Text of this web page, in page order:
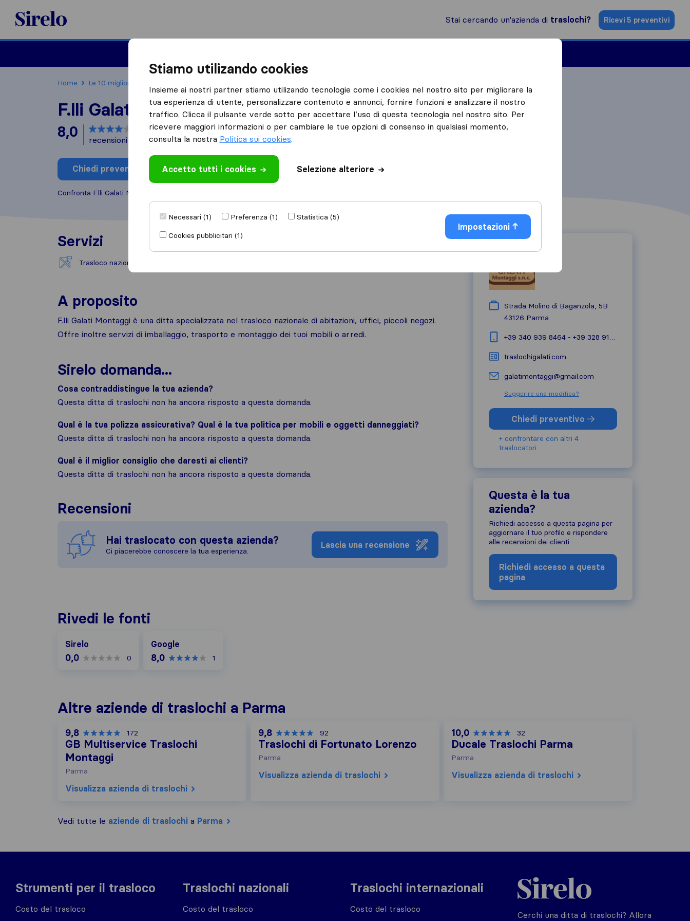
Sirelo.it
Stai cercando un'azienda di traslochi? Ricevi 5 preventivi
Home Le 10 migliori aziende di traslochi in Italia
F.lli Galati Montaggi
8,0 basato su1
recensioni di Sirelo e Google
i
Chiedi preventivo Scrivi una recensione
Confronta F.lli Galati Montaggi con altre
Servizi
Trasloco nazionale
A proposito
F.lli Galati Montaggi è una ditta specializzata nel trasloco nazionale di abitazioni, uffici, piccoli negozi.
Offre inoltre servizi di imballaggio, trasporto e montaggio dei tuoi mobili o arredi.
Sirelo domanda...
Cosa contraddistingue la tua azienda?
Questa ditta di traslochi non ha ancora risposto a questa domanda.
Qual è la tua polizza assicurativa? Qual è la tua politica per mobili e oggetti danneggiati?
Questa ditta di traslochi non ha ancora risposto a questa domanda.
Qual è il miglior consiglio che daresti ai clienti?
Questa ditta di traslochi non ha ancora risposto a questa domanda.
Recensioni
Hai traslocato con questa azienda?
Ci piacerebbe conoscere la tua esperienza.
Lascia una recensione
Strada Molino di Baganzola, 5B
43126 Parma
+39 340 939 8464 - +39 328 916 9328
traslochigalati.com
galatimontaggi@gmail.com
Suggerire una modifica?
Chiedi preventivo
+ confrontare con altri 4
traslocatori
Questa è la tua
azienda?
Richiedi accesso a questa pagina per
aggiornare il tuo profilo e rispondere
alle recensioni dei clienti
Richiedi accesso a questa
pagina
Rivedi le fonti
Sirelo
0,0 0
Google
8,0 1
Altre aziende di traslochi a Parma
9,8 172
GB Multiservice Traslochi
Montaggi
Parma
Visualizza azienda di traslochi
9,8 92
Traslochi di Fortunato Lorenzo
Parma
Visualizza azienda di traslochi
10,0 32
Ducale Traslochi Parma
Parma
Visualizza azienda di traslochi
Vedi tutte le aziende di traslochi a Parma
Strumenti per il trasloco
Costo del trasloco
Traslochi nazionali
Costo del trasloco
Traslochi internazionali
Costo del trasloco
Sirelo.it
Cerchi una ditta di traslochi? Allora
Stiamo utilizando cookies
Insieme ai nostri partner stiamo utilizando tecnologie come i cookies nel nostro sito per migliorare la
tua esperienza di utente, personalizzare contenuto e annunci, fornire funzioni e analizzare il nostro
traffico. Clicca il pulsante verde sotto per accettare l’uso di questa tecnologia nel nostro sito. Per
ricevere maggiori informazioni o per cambiare le tue opzioni di consenso in qualsiasi momento,
consulta la nostra Politica sui cookies.
Accetto tutti i cookies Selezione alteriore
Necessari (1) Preferenza (1)
Statistica (5)
Cookies pubblicitari (1)
Impostazioni